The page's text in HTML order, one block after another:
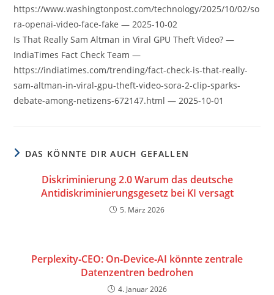
https://www.washingtonpost.com/technology/2025/10/02/so
ra-openai-video-face-fake — 2025-10-02
Is That Really Sam Altman in Viral GPU Theft Video? —
IndiaTimes Fact Check Team —
https://indiatimes.com/trending/fact-check-is-that-really-
sam-altman-in-viral-gpu-theft-video-sora-2-clip-sparks-
debate-among-netizens-672147.html — 2025-10-01
DAS KÖNNTE DIR AUCH GEFALLEN
Diskriminierung 2.0 Warum das deutsche
Antidiskriminierungsgesetz bei KI versagt
5. März 2026
Perplexity‑CEO: On‑Device‑AI könnte zentrale
Datenzentren bedrohen
4. Januar 2026